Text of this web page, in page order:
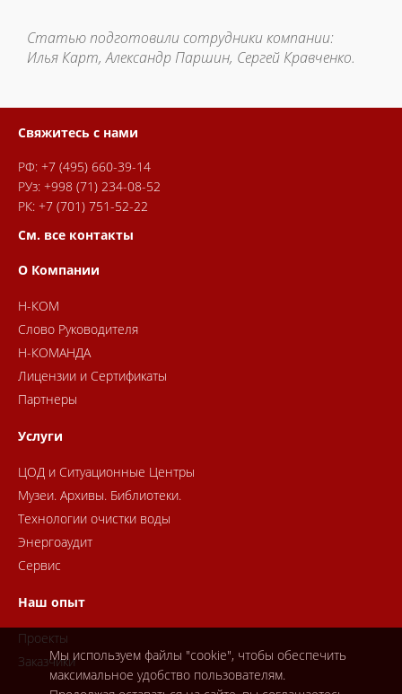
Статью подготовили сотрудники компании:
Илья Карт, Александр Паршин, Сергей Кравченко.
Свяжитесь с нами
РФ: +7 (495) 660-39-14
РУз: +998 (71) 234-08-52
РК: +7 (701) 751-52-22
См. все контакты
О Компании
Н-КОМ
Слово Руководителя
Н-КОМАНДА
Лицензии и Сертификаты
Партнеры
Услуги
ЦОД и Ситуационные Центры
Музеи. Архивы. Библиотеки.
Технологии очистки воды
Энергоаудит
Сервис
Наш опыт
Проекты
ЗаказчикиМы используем файлы "cookie", чтобы обеспечить
максимальное удобство пользователям.